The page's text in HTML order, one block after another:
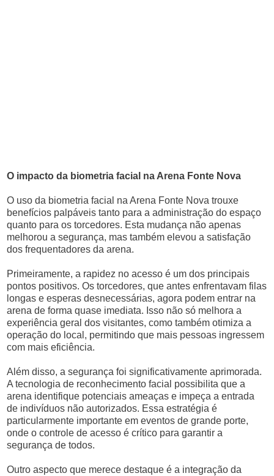
O impacto da biometria facial na Arena Fonte Nova
O uso da biometria facial na Arena Fonte Nova trouxe
benefícios palpáveis tanto para a administração do espaço
quanto para os torcedores. Esta mudança não apenas
melhorou a segurança, mas também elevou a satisfação
dos frequentadores da arena.
Primeiramente, a rapidez no acesso é um dos principais
pontos positivos. Os torcedores, que antes enfrentavam filas
longas e esperas desnecessárias, agora podem entrar na
arena de forma quase imediata. Isso não só melhora a
experiência geral dos visitantes, como também otimiza a
operação do local, permitindo que mais pessoas ingressem
com mais eficiência.
Além disso, a segurança foi significativamente aprimorada.
A tecnologia de reconhecimento facial possibilita que a
arena identifique potenciais ameaças e impeça a entrada
de indivíduos não autorizados. Essa estratégia é
particularmente importante em eventos de grande porte,
onde o controle de acesso é crítico para garantir a
segurança de todos.
Outro aspecto que merece destaque é a integração da